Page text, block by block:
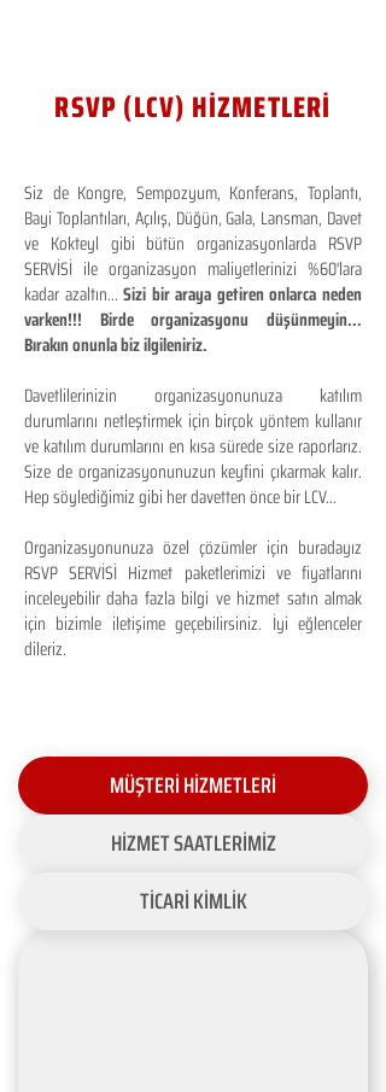
RSVP (LCV) HİZMETLERİ
Siz de Kongre, Sempozyum, Konferans, Toplantı,
Bayi Toplantıları, Açılış, Düğün, Gala, Lansman, Davet
ve Kokteyl gibi bütün organizasyonlarda RSVP
SERVİSİ ile organizasyon maliyetlerinizi %60'lara
kadar azaltın...Sizi bir araya getiren onlarca neden
varken!!! Birde organizasyonu düşünmeyin...
Bırakın onunla biz ilgileniriz.
Davetlilerinizin organizasyonunuza katılım
durumlarını netleştirmek için birçok yöntem kullanır
ve katılım durumlarını en kısa sürede size raporlarız.
Size de organizasyonunuzun keyfini çıkarmak kalır.
Hep söylediğimiz gibi her davetten önce bir LCV...
Organizasyonunuza özel çözümler için buradayız
RSVP SERVİSİ Hizmet paketlerimizi ve fiyatlarını
inceleyebilir daha fazla bilgi ve hizmet satın almak
için bizimle iletişime geçebilirsiniz. İyi eğlenceler
dileriz.
MÜŞTERİ HİZMETLERİ
HİZMET SAATLERİMİZ
TİCARİ KİMLİK